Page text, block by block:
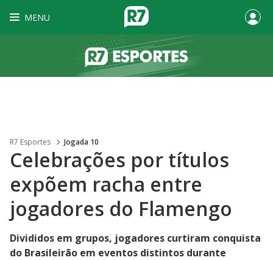
MENU
R7 Esportes Jogada 10
Celebrações por títulos
expõem racha entre
jogadores do Flamengo
Divididos em grupos, jogadores curtiram conquista
do Brasileirão em eventos distintos durante